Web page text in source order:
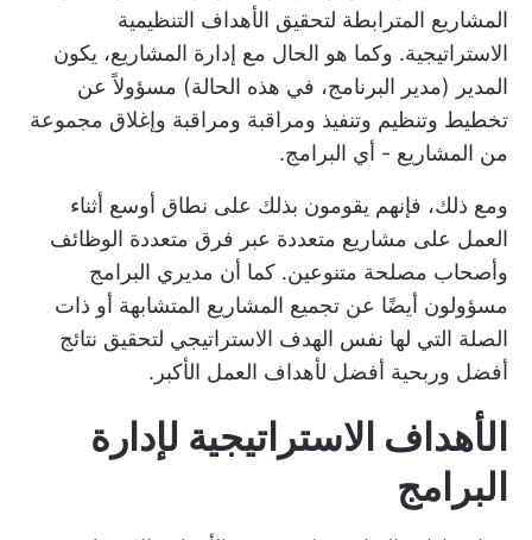
المشاريع المترابطة لتحقيق الأهداف التنظيمية
الاستراتيجية. وكما هو الحال مع إدارة المشاريع، يكون
المدير (مدير البرنامج، في هذه الحالة) مسؤولاً عن
تخطيط وتنظيم وتنفيذ ومراقبة ومراقبة وإغلاق مجموعة
من المشاريع - أي البرامج.
ومع ذلك، فإنهم يقومون بذلك على نطاق أوسع أثناء
العمل على مشاريع متعددة عبر فرق متعددة الوظائف
وأصحاب مصلحة متنوعين. كما أن مديري البرامج
مسؤولون أيضًا عن تجميع المشاريع المتشابهة أو ذات
الصلة التي لها نفس الهدف الاستراتيجي لتحقيق نتائج
أفضل وربحية أفضل لأهداف العمل الأكبر.
الأهداف الاستراتيجية لإدارة
البرامج